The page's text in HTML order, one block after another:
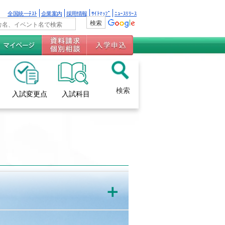
全国統一ﾃｽﾄ 企業案内 採用情報 ｻｲﾄﾏｯﾌﾟ ﾆｭｰｽﾘﾘｰｽ
入試変更点 入試科目 検索
＋